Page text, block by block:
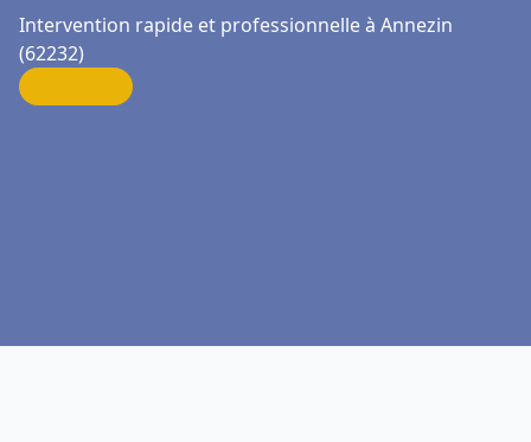
Intervention rapide et professionnelle à Annezin
(62232)